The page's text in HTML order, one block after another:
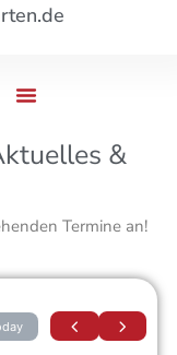
&
Termine an!